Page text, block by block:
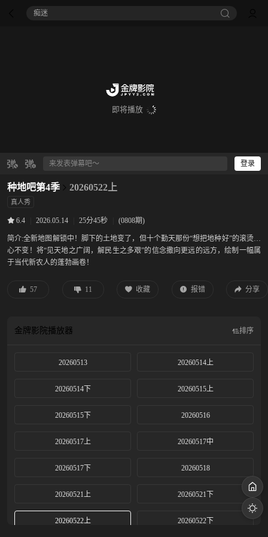
痴迷
即将播放
登录
种地吧第4季 20260522上
真人秀
6.4 2026.05.14 25分45秒 (0808期)
简介:全新地图解锁中！脚下的土地变了，但十个勤天那份“想把地种好”的滚烫初
心不变！将“见天地之广阔，解民生之多艰”的信念撒向更远的远方，绘制一幅属
于当代新农人的蓬勃画卷！
57 11 收藏 报错 分享
金牌影院播放器 排序
20260513 20260514上
20260514下 20260515上
20260515下 20260516
20260517上 20260517中
20260517下 20260518
20260521上 20260521下
20260522上 20260522下